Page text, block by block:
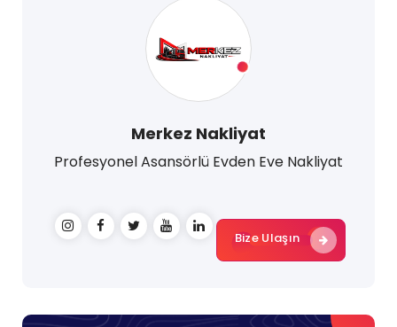
Merkez Nakliyat
Profesyonel Asansörlü Evden Eve Nakliyat
Bize Ulaşın